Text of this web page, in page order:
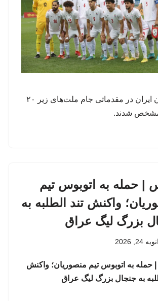
حریفان ایران در مقدماتی جام ملت‌های زیر ۲۰
شدند.
| حمله به اتوبوس تیم
واکنش تند الطلبه به
بزرگ لیگ عراق
24, 2026
به اتوبوس تیم منصوریان؛ واکنش
به جنجال بزرگ لیگ عراق